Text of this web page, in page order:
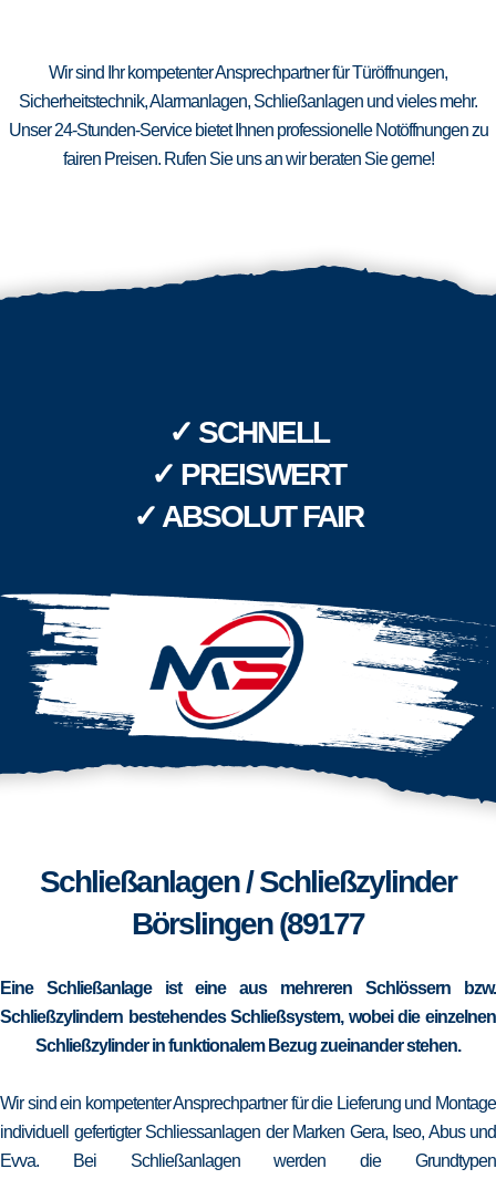
Wir sind Ihr kompetenter Ansprechpartner für Türöffnungen,
Sicherheitstechnik, Alarmanlagen, Schließanlagen und vieles mehr.
Unser 24-Stunden-Service bietet Ihnen professionelle Notöffnungen zu
fairen Preisen. Rufen Sie uns an wir beraten Sie gerne!
✓ SCHNELL
✓ PREISWERT
✓ ABSOLUT FAIR
Schließanlagen / Schließzylinder
Börslingen (89177
Eine Schließanlage ist eine aus mehreren Schlössern bzw.
Schließzylindern bestehendes Schließsystem, wobei die einzelnen
Schließzylinder in funktionalem Bezug zueinander stehen.
Wir sind ein kompetenter Ansprechpartner für die Lieferung und Montage
individuell gefertigter Schliessanlagen der Marken Gera, Iseo, Abus und
Evva. Bei Schließanlagen werden die Grundtypen